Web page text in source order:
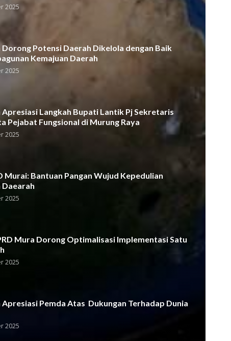
2025
Dorong Potensi Daerah Dikelola dengan Baik
Kemajuan Daerah
2025
Apresiasi Langkah Bupati Lantik Pj Sekretaris
Pejabat Fungsional di Murung Raya
2025
Murai: Bantuan Pangan Wujud Kepedulian
2025
Mura Dorong Optimalisasi Implementasi Satu
2025
Apresiasi Pemda Atas Dukungan Terhadap Dunia
2025